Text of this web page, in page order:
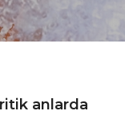
anlarda